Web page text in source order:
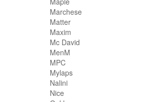
Marchese
Matter
Maxim
Mc David
MenM
MPC
Mylaps
Nalini
Nice